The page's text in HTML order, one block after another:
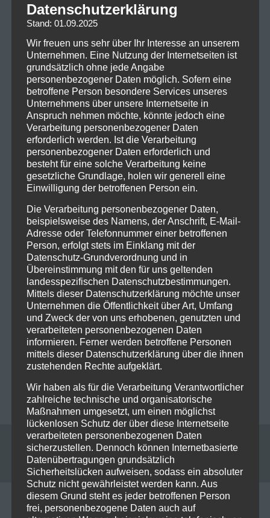
Bassist/Sänger David Ellefson sagt über das neue
Album:„Dieses Album war eine großartige
Zusammenarbeit, die auf unserer Vergangenheit
aufbaute, als wir gemeinsam einen neuen Sound
kreierten… Wir freuen uns darauf, die Wut zu
entfesseln!“
Quelle: Napalm Records
0 0
Beitragsnavigation
PREVIOUS POST
Magnolia Park auf
„Revenge“-Feldzug
Kaufmann Frust auf
„Blau“-Tour
Leave a reply
Your email address will not be published. Required
Datenschutzerklärung
Stand: 01.09.2025
Wir freuen uns sehr über Ihr Interesse an unserem
Unternehmen. Eine Nutzung der Internetseiten ist
grundsätzlich ohne jede Angabe
personenbezogener Daten möglich. Sofern eine
betroffene Person besondere Services unseres
Unternehmens über unsere Internetseite in
Anspruch nehmen möchte, könnte jedoch eine
Verarbeitung personenbezogener Daten
erforderlich werden. Ist die Verarbeitung
personenbezogener Daten erforderlich und
besteht für eine solche Verarbeitung keine
gesetzliche Grundlage, holen wir generell eine
Einwilligung der betroffenen Person ein.
Die Verarbeitung personenbezogener Daten,
beispielsweise des Namens, der Anschrift, E-Mail-
Adresse oder Telefonnummer einer betroffenen
Person, erfolgt stets im Einklang mit der
Datenschutz-Grundverordnung und in
Übereinstimmung mit den für uns geltenden
landesspezifischen Datenschutzbestimmungen.
Mittels dieser Datenschutzerklärung möchte unser
Unternehmen die Öffentlichkeit über Art, Umfang
und Zweck der von uns erhobenen, genutzten und
verarbeiteten personenbezogenen Daten
informieren. Ferner werden betroffene Personen
mittels dieser Datenschutzerklärung über die ihnen
zustehenden Rechte aufgeklärt.
Wir haben als für die Verarbeitung Verantwortlicher
zahlreiche technische und organisatorische
Maßnahmen umgesetzt, um einen möglichst
lückenlosen Schutz der über diese Internetseite
verarbeiteten personenbezogenen Daten
sicherzustellen. Dennoch können Internetbasierte
Datenübertragungen grundsätzlich
Sicherheitslücken aufweisen, sodass ein absoluter
Schutz nicht gewährleistet werden kann. Aus
diesem Grund steht es jeder betroffenen Person
frei, personenbezogene Daten auch auf